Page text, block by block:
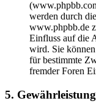
werden durch
www.phpbb.de
Einfluss auf die
wird. Sie
für bestimmte
fremder Foren
5. Gewährleistung